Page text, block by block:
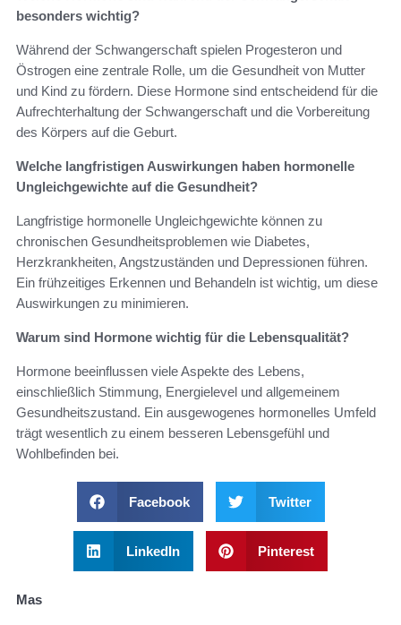
besonders wichtig?
Während der Schwangerschaft spielen Progesteron und
Östrogen eine zentrale Rolle, um die Gesundheit von Mutter
und Kind zu fördern. Diese Hormone sind entscheidend für die
Aufrechterhaltung der Schwangerschaft und die Vorbereitung
des Körpers auf die Geburt.
Welche langfristigen Auswirkungen haben hormonelle
Ungleichgewichte auf die Gesundheit?
Langfristige hormonelle Ungleichgewichte können zu
chronischen Gesundheitsproblemen wie Diabetes,
Herzkrankheiten, Angstzuständen und Depressionen führen.
Ein frühzeitiges Erkennen und Behandeln ist wichtig, um diese
Auswirkungen zu minimieren.
Warum sind Hormone wichtig für die Lebensqualität?
Hormone beeinflussen viele Aspekte des Lebens,
einschließlich Stimmung, Energielevel und allgemeinem
Gesundheitszustand. Ein ausgewogenes hormonelles Umfeld
trägt wesentlich zu einem besseren Lebensgefühl und
Wohlbefinden bei.
Facebook Twitter
LinkedIn Pinterest
Mas